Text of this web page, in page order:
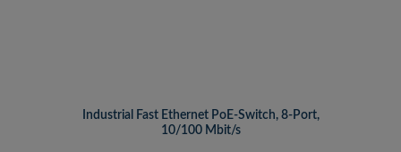
Industrial Fast Ethernet PoE-Switch, 8-Port,
10/100 Mbit/s